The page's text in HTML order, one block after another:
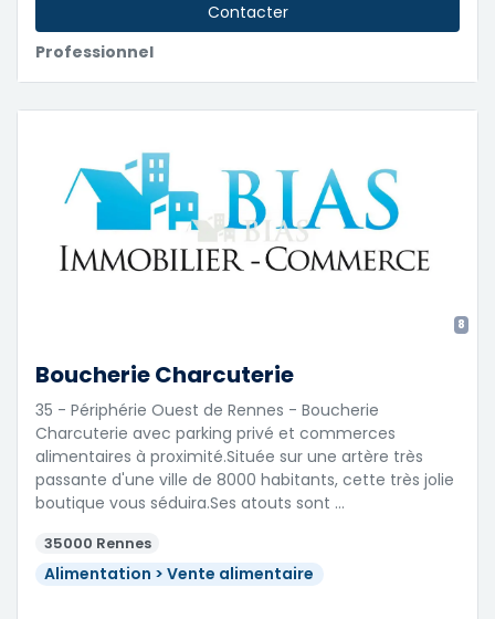
Professionnel
Contacter
8
Boucherie Charcuterie
35 - Périphérie Ouest de Rennes - Boucherie
Charcuterie avec parking privé et commerces
alimentaires à proximité.Située sur une artère très
passante d'une ville de 8000 habitants, cette très jolie
boutique vous séduira.Ses atouts sont …
35000 Rennes
Alimentation > Vente alimentaire